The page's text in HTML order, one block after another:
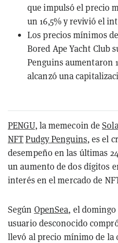
que impulsó el precio
un 16,5% y revivió el
Los precios mínimos
Bored Ape Yacht Club
Penguins aumentaron
alcanzó una
PENGU, la memecoin de
NFTPudgy Penguins, es el
desempeño en las últimas
un aumento de dos dígitos
interés en el mercado de
Según OpenSea, el
usuario desconocido
llevó al precio mínimo de la